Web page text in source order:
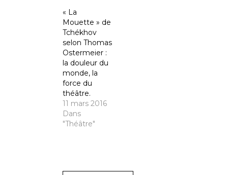
« La
Mouette » de
Tchékhov
selon Thomas
Ostermeier :
la douleur du
monde, la
force du
théâtre.
11 mars 2016
Dans
"Théâtre"